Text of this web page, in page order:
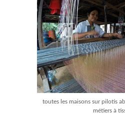
toutes les maisons sur pilotis
métiers à